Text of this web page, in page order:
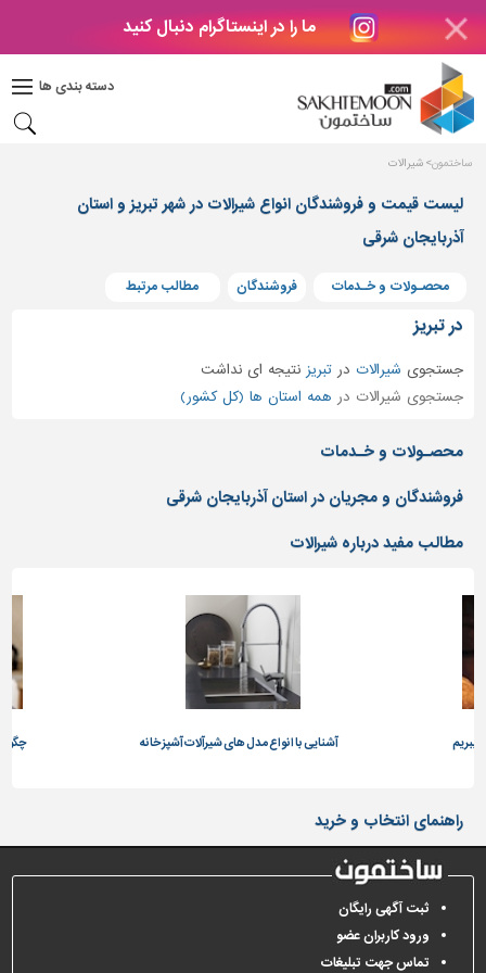
ما را در اینستاگرام دنبال کنید
دسته بندی ها
دکوراسیون
بتن
های
بتنی
درب
پنجره
مصالح
پله،
نرده
حفاظ
دیوارپوش،
و
محوطه
سازی
و
نما
ساخت
و
ساز
ساختمون شیرالات
لیست قیمت و فروشندگان انواع شیرالات در شهر تبریز و استان
آذربایجان شرقی
محصـولات و خـدمات فروشندگان مطالب مرتبط
در تبریز
جستجوی شیرالات درتبریز نتیجه ای نداشت
جستجوی شیرالات در همه استان ها (کل کشور)
محصـولات و خـدمات
فروشندگان و مجریان در استان آذربایجان شرقی
مطالب مفید درباره شیرالات
ببریم آشنایی با انواع مدل های شیرآلات آشپزخانه
راهنمای انتخاب و خرید
ثبت آگهی رایگان
ورود کاربران عضو
تماس جهت تبلیغات